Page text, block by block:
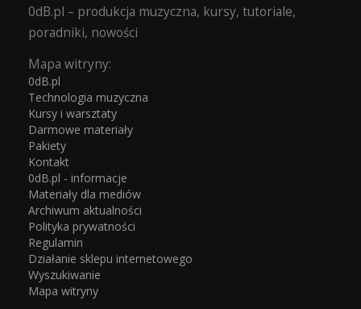
0dB.pl – produkcja muzyczna, kursy, tutoriale,
poradniki, nowości
Mapa witryny:
0dB.pl
Technologia muzyczna
Kursy i warsztaty
Darmowe materiały
Pakiety
Kontakt
0dB.pl - informacje
Materiały dla mediów
Archiwum aktualności
Polityka prywatności
Regulamin
Działanie sklepu internetowego
Wyszukiwanie
Mapa witryny